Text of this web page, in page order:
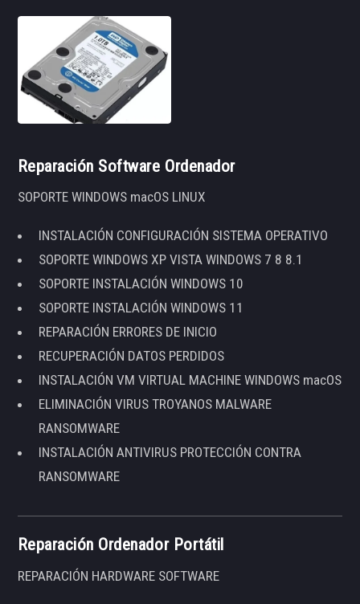
Reparación Software Ordenador
SOPORTE WINDOWS macOS LINUX
INSTALACIÓN CONFIGURACIÓN SISTEMA OPERATIVO
SOPORTE WINDOWS XP VISTA WINDOWS 7 8 8.1
SOPORTE INSTALACIÓN WINDOWS 10
SOPORTE INSTALACIÓN WINDOWS 11
REPARACIÓN ERRORES DE INICIO
RECUPERACIÓN DATOS PERDIDOS
INSTALACIÓN VM VIRTUAL MACHINE WINDOWS macOS
ELIMINACIÓN VIRUS TROYANOS MALWARE
RANSOMWARE
INSTALACIÓN ANTIVIRUS PROTECCIÓN CONTRA
RANSOMWARE
Reparación Ordenador Portátil
REPARACIÓN HARDWARE SOFTWARE